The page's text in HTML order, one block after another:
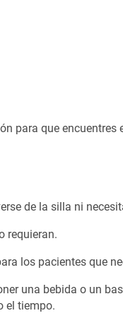
para que encuentres
de la silla ni
requieran.
los pacientes que
una bebida o un
el tiempo.